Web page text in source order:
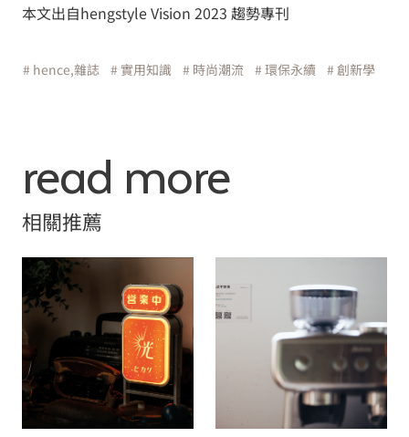
本文出自hengstyle Vision 2023 趨勢專刊
# hence,雜誌 # 實用知識 # 時尚潮流 # 環保永續 # 創新學
read more
相關推薦